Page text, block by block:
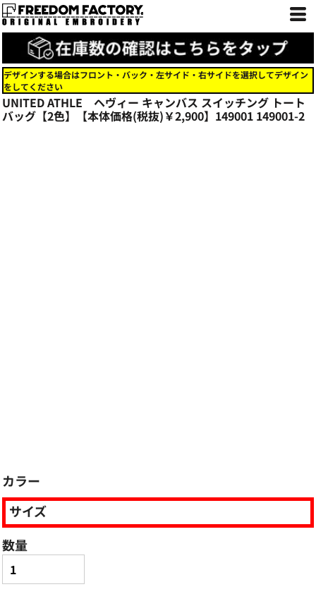
デザインする場合はフロント・バック・左サイド・右サイドを選択してデザイン
をしてください
UNITED ATHLE ヘヴィー キャンバス スイッチング トート
バッグ【2色】【本体価格(税抜)￥2,900】149001 149001-2
カラー
サイズ
数量